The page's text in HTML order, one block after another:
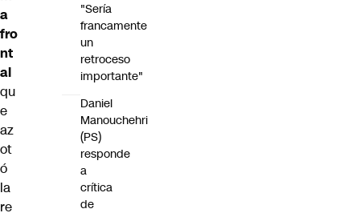
a
fro
nt
al
qu
e
az
ot
ó
la
re
"Sería
francamente
un
retroceso
importante"
Daniel
Manouchehri
(PS)
responde
a
crítica
de